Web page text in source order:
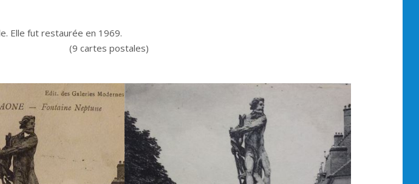
St Georges.
siècle. Elle fut restaurée en 1969.
(9 cartes postales)